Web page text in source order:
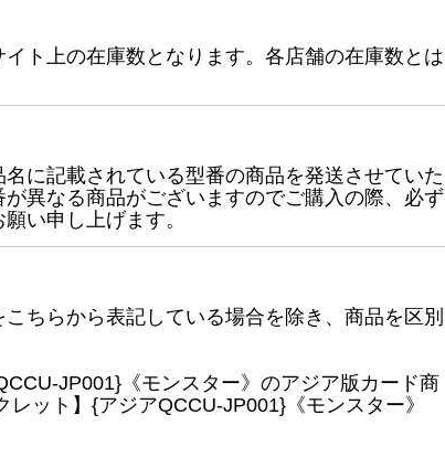
ト上の在庫数となります。各店舗の在庫数とは
に記載されている型番の商品を発送させていた
異なる商品がございますのでご購入の際、必ず
い申し上げます。
ちらから表記している場合を除き、商品を区別
JP001}《モンスター》のアジア版カード商
ット】{アジアQCCU-JP001}《モンスター》